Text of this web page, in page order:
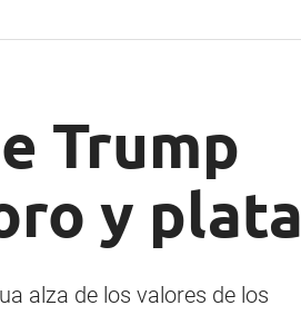
Trump
y plata
alza de los valores de los